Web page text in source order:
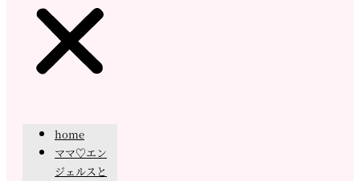
home
ママ♡エン
ジェルスと